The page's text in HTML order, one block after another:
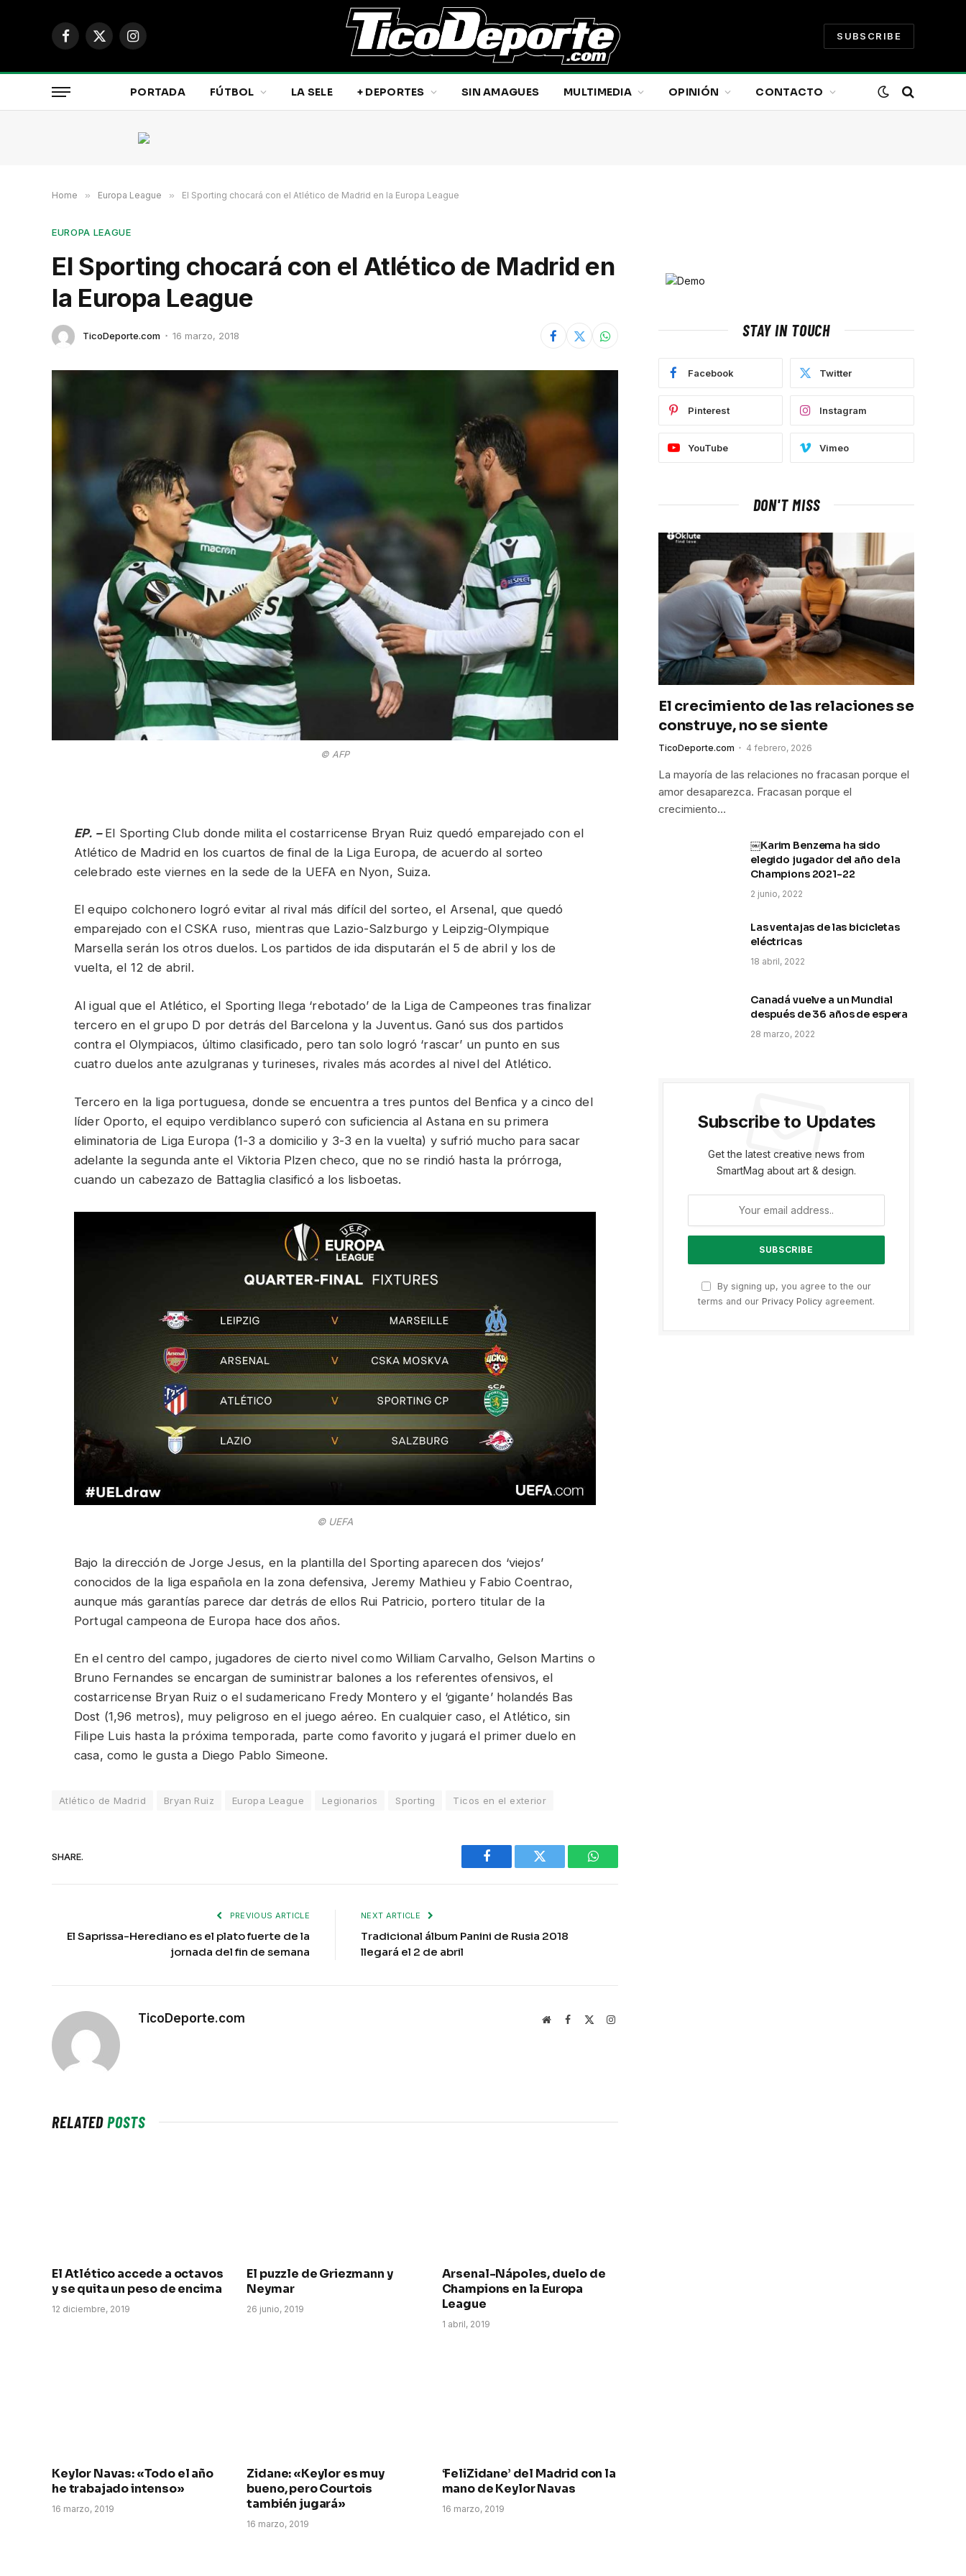
Facebook
X
Instagram
SUBSCRIBE
PORTADA FÚTBOL LA SELE + DEPORTES SIN AMAGUES MULTIMEDIA OPINIÓN CONTACTO
Home » Europa League » El Sporting chocará con el Atlético de Madrid en la Europa League
EUROPA LEAGUE
El Sporting chocará con el Atlético de Madrid en
la Europa League
TicoDeporte.com 16 marzo, 2018
© AFP
EP. – El Sporting Club donde milita el costarricense Bryan Ruiz quedó emparejado con el
Atlético de Madrid en los cuartos de final de la Liga Europa, de acuerdo al sorteo
celebrado este viernes en la sede de la UEFA en Nyon, Suiza.
El equipo colchonero logró evitar al rival más difícil del sorteo, el Arsenal, que quedó
emparejado con el CSKA ruso, mientras que Lazio-Salzburgo y Leipzig-Olympique
Marsella serán los otros duelos. Los partidos de ida disputarán el 5 de abril y los de
vuelta, el 12 de abril.
Al igual que el Atlético, el Sporting llega ‘rebotado’ de la Liga de Campeones tras finalizar
tercero en el grupo D por detrás del Barcelona y la Juventus. Ganó sus dos partidos
contra el Olympiacos, último clasificado, pero tan solo logró ‘rascar’ un punto en sus
cuatro duelos ante azulgranas y turineses, rivales más acordes al nivel del Atlético.
Tercero en la liga portuguesa, donde se encuentra a tres puntos del Benfica y a cinco del
líder Oporto, el equipo verdiblanco superó con suficiencia al Astana en su primera
eliminatoria de Liga Europa (1-3 a domicilio y 3-3 en la vuelta) y sufrió mucho para sacar
adelante la segunda ante el Viktoria Plzen checo, que no se rindió hasta la prórroga,
cuando un cabezazo de Battaglia clasificó a los lisboetas.
© UEFA
Bajo la dirección de Jorge Jesus, en la plantilla del Sporting aparecen dos ‘viejos’
conocidos de la liga española en la zona defensiva, Jeremy Mathieu y Fabio Coentrao,
aunque más garantías parece dar detrás de ellos Rui Patricio, portero titular de la
Portugal campeona de Europa hace dos años.
En el centro del campo, jugadores de cierto nivel como William Carvalho, Gelson Martins o
Bruno Fernandes se encargan de suministrar balones a los referentes ofensivos, el
costarricense Bryan Ruiz o el sudamericano Fredy Montero y el ‘gigante’ holandés Bas
Dost (1,96 metros), muy peligroso en el juego aéreo. En cualquier caso, el Atlético, sin
Filipe Luis hasta la próxima temporada, parte como favorito y jugará el primer duelo en
casa, como le gusta a Diego Pablo Simeone.
Atlético de Madrid Bryan Ruiz Europa League Legionarios Sporting Ticos en el exterior
SHARE.
Facebook Twitter WhatsApp
PREVIOUS ARTICLE
El Saprissa-Herediano es el plato fuerte de la
jornada del fin de semana
NEXT ARTICLE
Tradicional álbum Panini de Rusia 2018
llegará el 2 de abril
TicoDeporte.com WebsiteFacebook Instagram
RELATEDPOSTS
El Atlético accede a octavos
y se quita un peso de encima
12 diciembre, 2019
El puzzle de Griezmann y
Neymar
26 junio, 2019
Arsenal-Nápoles, duelo de
Champions en la Europa
League
1 abril, 2019
Keylor Navas: «Todo el año
he trabajado intenso»
16 marzo, 2019
Zidane: «Keylor es muy
bueno, pero Courtois
también jugará»
16 marzo, 2019
‘FeliZidane’ del Madrid con la
mano de Keylor Navas
16 marzo, 2019
STAY IN TOUCH
Facebook Twitter
Pinterest Instagram
YouTube Vimeo
DON'T MISS
El crecimiento de las relaciones se
construye, no se siente
TicoDeporte.com 4 febrero, 2026
La mayoría de las relaciones no fracasan porque el
amor desaparezca. Fracasan porque el
crecimiento…
￼Karim Benzema ha sido
elegido jugador del año de la
Champions 2021-22
2 junio, 2022
Las ventajas de las bicicletas
eléctricas
18 abril, 2022
Canadá vuelve a un Mundial
después de 36 años de espera
28 marzo, 2022
Subscribe to Updates
Get the latest creative news from
SmartMag about art & design.
By signing up, you agree to the our
terms and our Privacy Policy agreement.